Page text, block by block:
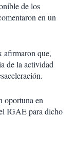
de los
en un
afirmaron que,
de la actividad
oportuna en
IGAE para dicho